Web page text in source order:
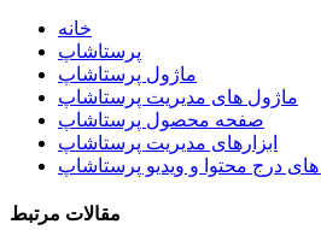
خانه
پرستاشاپ
ماژول پرستاشاپ
ماژول های مدیریت پرستاشاپ
صفحه محصول پرستاشاپ
ابزارهای مدیریت پرستاشاپ
درج محتوا و ویدیو پرستاشاپ
مقالات مرتبط